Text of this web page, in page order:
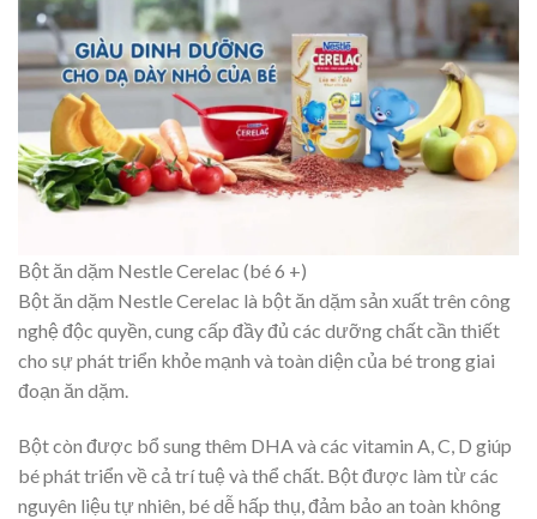
Bột ăn dặm Nestle Cerelac (bé 6 +)
Bột ăn dặm Nestle Cerelac là bột ăn dặm sản xuất trên công
nghệ độc quyền, cung cấp đầy đủ các dưỡng chất cần thiết
cho sự phát triển khỏe mạnh và toàn diện của bé trong giai
đoạn ăn dặm.
Bột còn được bổ sung thêm DHA và các vitamin A, C, D giúp
bé phát triển về cả trí tuệ và thể chất. Bột được làm từ các
nguyên liệu tự nhiên, bé dễ hấp thụ, đảm bảo an toàn không